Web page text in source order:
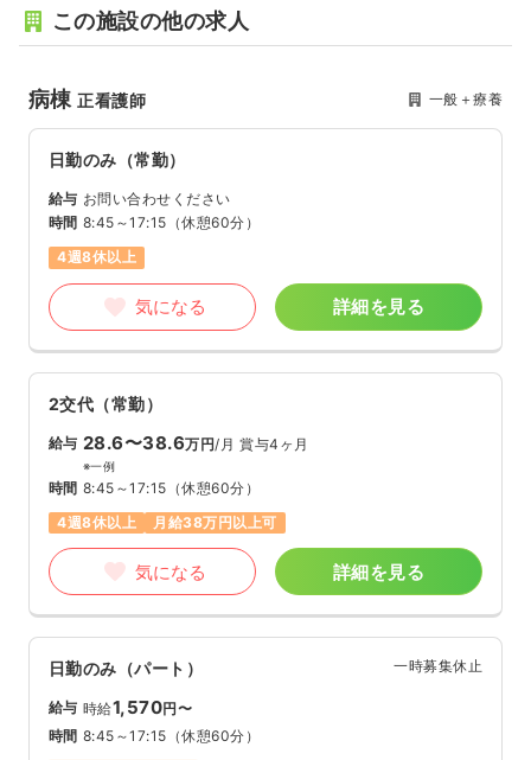
この施設の他の求人
病棟正看護師 一般＋療養
日勤のみ（常勤）
給与 お問い合わせください
時間 8:45～17:15 （休憩60分）
4週8休以上
気になる 詳細を見る
2交代（常勤）
給与 28.6〜38.6万円/月 賞与4ヶ月
※一例
時間 8:45～17:15 （休憩60分）
4週8休以上
月給38万円以上可
気になる 詳細を見る
日勤のみ（パート） 一時募集休止
給与 時給1,570円〜
時間 8:45～17:15 （休憩60分）